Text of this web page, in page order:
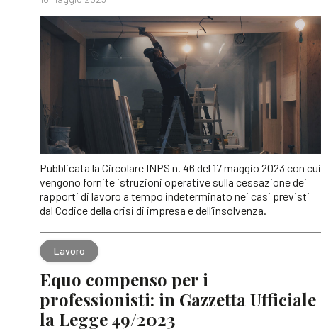
Pubblicata la Circolare INPS n. 46 del 17 maggio 2023 con cui
vengono fornite istruzioni operative sulla cessazione dei
rapporti di lavoro a tempo indeterminato nei casi previsti
dal Codice della crisi di impresa e dell’insolvenza.
Lavoro
Equo compenso per i
professionisti: in Gazzetta Ufficiale
la Legge 49/2023